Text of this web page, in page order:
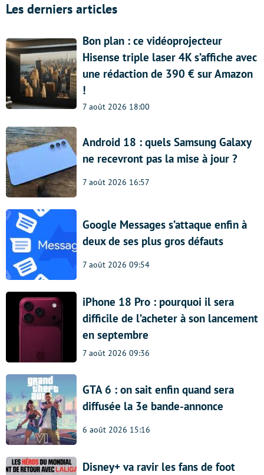
Les derniers articles
Bon plan : ce vidéoprojecteur
Hisense triple laser 4K s’affiche avec
une rédaction de 390 € sur Amazon
!
7 août 2026 18:00
Android 18 : quels Samsung Galaxy
ne recevront pas la mise à jour ?
7 août 2026 16:57
Google Messages s’attaque enfin à
deux de ses plus gros défauts
7 août 2026 09:54
iPhone 18 Pro : pourquoi il sera
difficile de l’acheter à son lancement
en septembre
7 août 2026 09:36
GTA 6 : on sait enfin quand sera
diffusée la 3e bande-annonce
6 août 2026 15:16
Disney+ va ravir les fans de foot